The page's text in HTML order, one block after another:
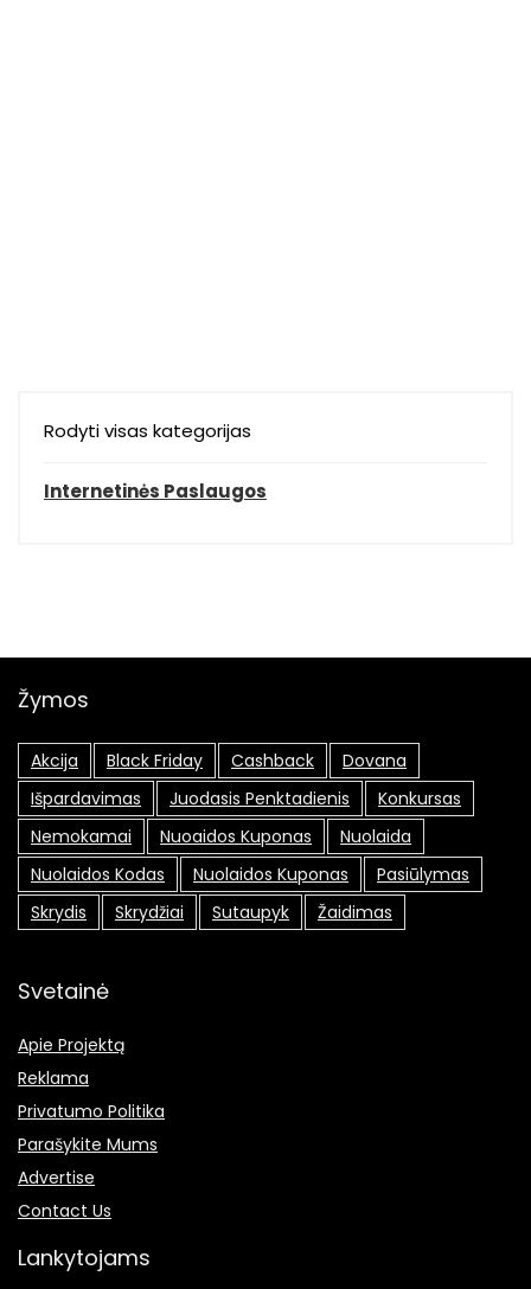
Rodyti visas kategorijas
Internetinės Paslaugos
Žymos
Akcija Black Friday Cashback
Dovana
Išpardavimas
Juodasis Penktadienis
Konkursas
Nemokamai
Nuoaidos Kuponas
Nuolaida
Nuolaidos Kodas
Nuolaidos Kuponas
Pasiūlymas
Skrydis
Skrydžiai Sutaupyk Žaidimas
Svetainė
Apie Projektą
Reklama
Privatumo Politika
Parašykite Mums
Advertise
Contact Us
Lankytojams